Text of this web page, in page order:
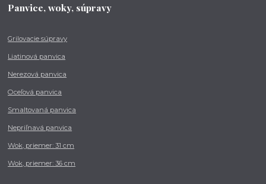
Panvice, woky, súpravy
Grilovacie súpravy
Liatinová panvica
Nerezová panvica
Oceľová panvica
Smaltovaná panvica
Nepriľnavá panvica
Wok, priemer: 31 cm
Wok, priemer: 36 cm